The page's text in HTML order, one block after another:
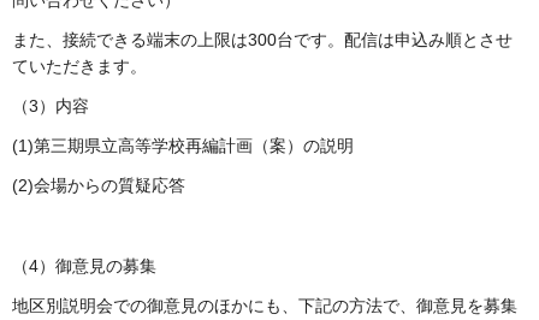
また、接続できる端末の上限は300台です。配信は申込み順とさせ
ていただきます。
（3）内容
(1)第三期県立高等学校再編計画（案）の説明
(2)会場からの質疑応答
（4）御意見の募集
地区別説明会での御意見のほかにも、下記の方法で、御意見を募集